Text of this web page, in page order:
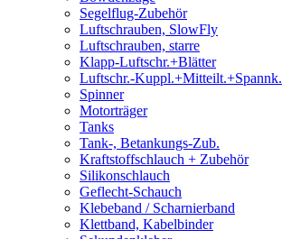
Segelflug-Zubehör
Luftschrauben, SlowFly
Luftschrauben, starre
Klapp-Luftschr.+Blätter
Luftschr.-Kuppl.+Mitteilt.+Spannk.
Spinner
Motorträger
Tanks
Tank-, Betankungs-Zub.
Kraftstoffschlauch + Zubehör
Silikonschlauch
Geflecht-Schauch
Klebeband / Scharnierband
Klettband, Kabelbinder